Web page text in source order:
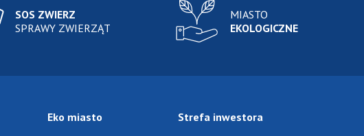
SOS ZWIERZ
SPRAWY ZWIERZĄT
MIASTO
EKOLOGICZNE
Eko miasto Strefa inwestora